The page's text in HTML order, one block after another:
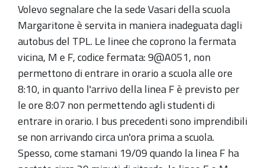
Volevo segnalare che la sede Vasari della scuola
Margaritone è servita in maniera inadeguata dagli
autobus del TPL. Le linee che coprono la fermata
vicina, M e F, codice fermata: 9@A051, non
permettono di entrare in orario a scuola alle ore
8:10, in quanto l'arrivo della linea F è previsto per
le ore 8:07 non permettendo agli studenti di
entrare in orario. I bus precedenti sono imprendibili
se non arrivando circa un'ora prima a scuola.
Spesso, come stamani 19/09 quando la linea F ha